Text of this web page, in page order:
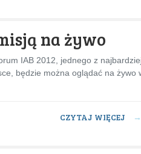
na żywo
IAB 2012, jednego z
będzie można oglądać na żywo
CZYTAJ WIĘCEJ →